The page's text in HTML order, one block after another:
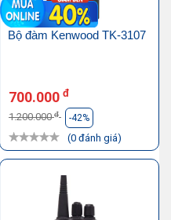
Bộ đàm Kenwood TK-3107
700.000 đ
1.200.000đ -42%
(0 đánh giá)